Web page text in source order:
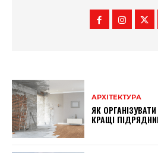
АРХІТЕКТУРА
ЯК
КРАЩІ